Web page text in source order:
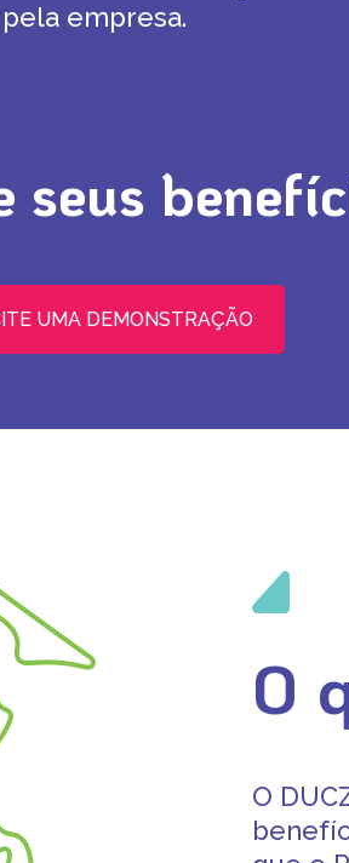
pela empresa.
seus
UMA DEMONSTRAÇÃO
O
O